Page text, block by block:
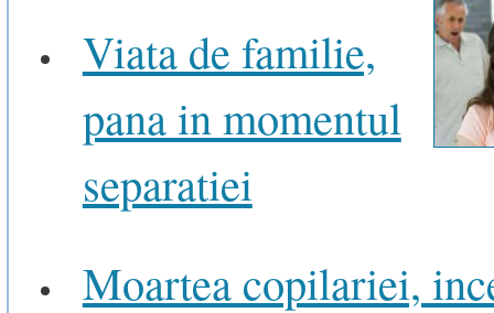
Viata de familie,
pana in momentul
separatiei
Moartea copilariei,